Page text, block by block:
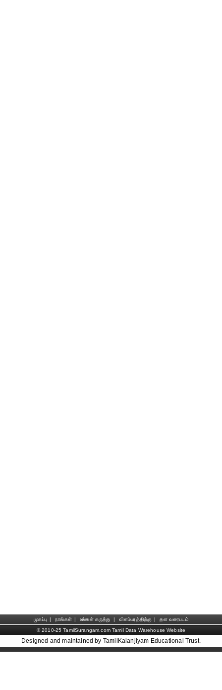
முகப்பு | நாங்கள் | உங்கள் கருத்து | விளம்பரத்திற்கு |
தள வரைபடம்
© 2010-25 TamilSurangam.com Tamil Data Warehouse Website
Designed and maintained by TamilKalanjiyam Educational Trust.